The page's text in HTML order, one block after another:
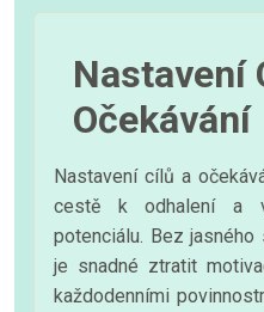
Nastavení
Očekávání
Nastavení cílů a
cestě k odhalení a
potenciálu. Bez jasného
je snadné ztratit
každodenními